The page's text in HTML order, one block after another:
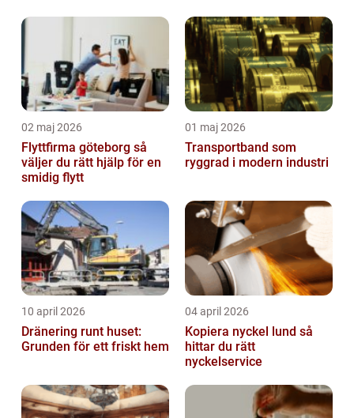
02 maj 2026
Flyttfirma göteborg så
väljer du rätt hjälp för en
smidig flytt
01 maj 2026
Transportband som
ryggrad i modern industri
10 april 2026
Dränering runt huset:
Grunden för ett friskt hem
04 april 2026
Kopiera nyckel lund så
hittar du rätt
nyckelservice